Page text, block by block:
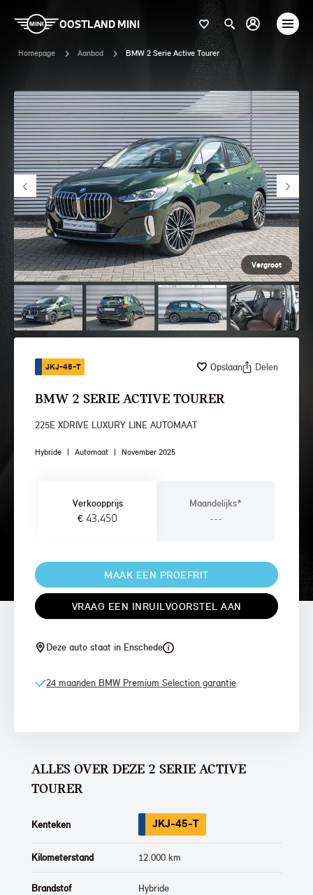
OOSTLAND MINI
Homepage Aanbod BMW 2 Serie Active Tourer
Vergroot
JKJ-45-T Opslaan Delen
BMW 2 SERIE ACTIVE TOURER
225E XDRIVE LUXURY LINE AUTOMAAT
Hybride | Automaat | November 2025
Verkoopprijs
€ 43.450
Maandelijks*
---
MAAK EEN PROEFRIT
VRAAG EEN INRUILVOORSTEL AAN
Deze auto staat in Enschede
24 maanden BMW Premium Selection garantie
ALLES OVER DEZE 2 SERIE ACTIVE
TOURER
Kenteken JKJ-45-T
Kilometerstand 12.000 km
Brandstof Hybride